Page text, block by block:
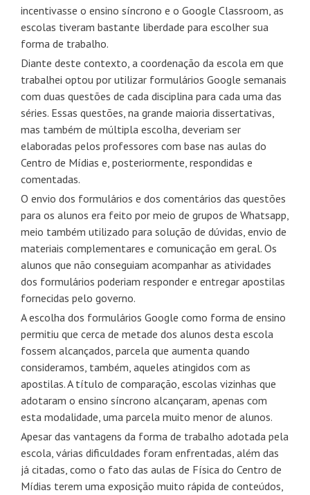
incentivasse o ensino síncrono e o Google Classroom, as
escolas tiveram bastante liberdade para escolher sua
forma de trabalho.
Diante deste contexto, a coordenação da escola em que
trabalhei optou por utilizar formulários Google semanais
com duas questões de cada disciplina para cada uma das
séries. Essas questões, na grande maioria dissertativas,
mas também de múltipla escolha, deveriam ser
elaboradas pelos professores com base nas aulas do
Centro de Mídias e, posteriormente, respondidas e
comentadas.
O envio dos formulários e dos comentários das questões
para os alunos era feito por meio de grupos de Whatsapp,
meio também utilizado para solução de dúvidas, envio de
materiais complementares e comunicação em geral. Os
alunos que não conseguiam acompanhar as atividades
dos formulários poderiam responder e entregar apostilas
fornecidas pelo governo.
A escolha dos formulários Google como forma de ensino
permitiu que cerca de metade dos alunos desta escola
fossem alcançados, parcela que aumenta quando
consideramos, também, aqueles atingidos com as
apostilas. A título de comparação, escolas vizinhas que
adotaram o ensino síncrono alcançaram, apenas com
esta modalidade, uma parcela muito menor de alunos.
Apesar das vantagens da forma de trabalho adotada pela
escola, várias dificuldades foram enfrentadas, além das
já citadas, como o fato das aulas de Física do Centro de
Mídias terem uma exposição muito rápida de conteúdos,